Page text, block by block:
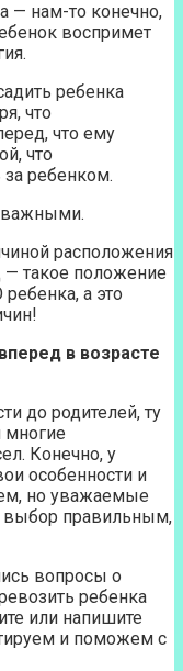
— нам-то конечно,
воспримет
ребенка
что
что ему
что
ребенком.
важными.
расположения
— такое положение
а это
в возрасте
до родителей, ту
многие
Конечно, у
особенности и
но уважаемые
выбор правильным,
вопросы о
ребенка
или напишите
и поможем с